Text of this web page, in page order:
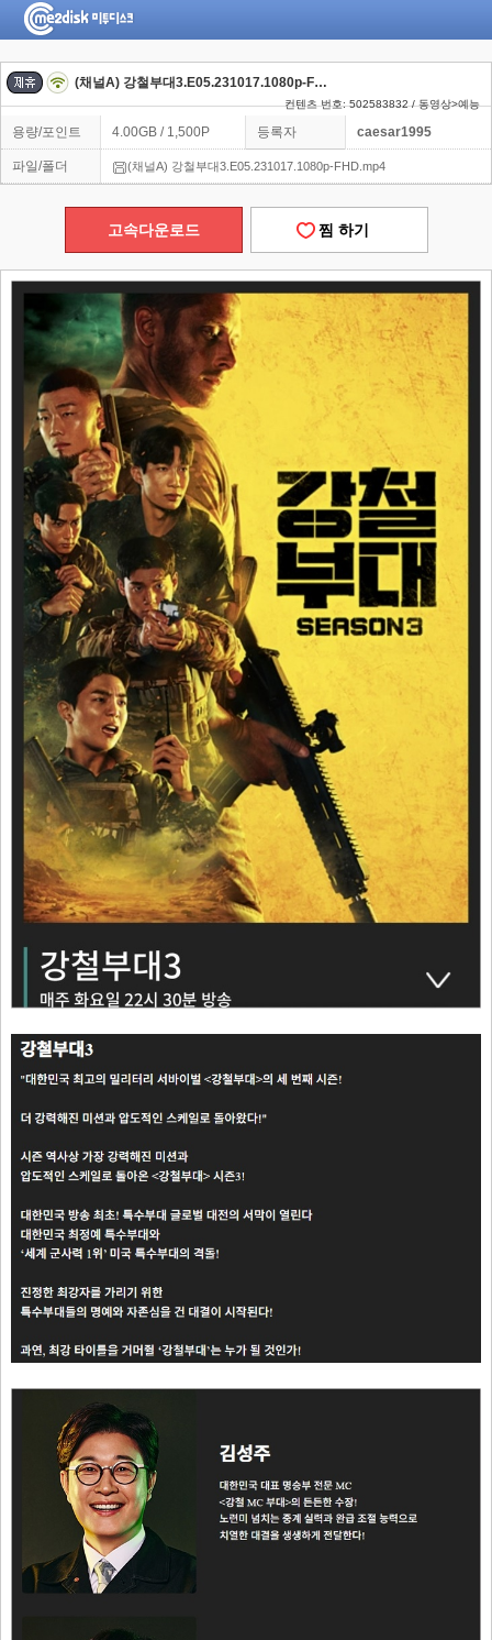
(채널A) 강철부대3.E05.231017.1080p-FHD
컨텐츠 번호: 502583832 / 동영상>예능
용량/포인트 4.00GB / 1,500P 등록자 caesar1995
파일/폴더 (채널A) 강철부대3.E05.231017.1080p-FHD.mp4
고속다운로드 찜 하기